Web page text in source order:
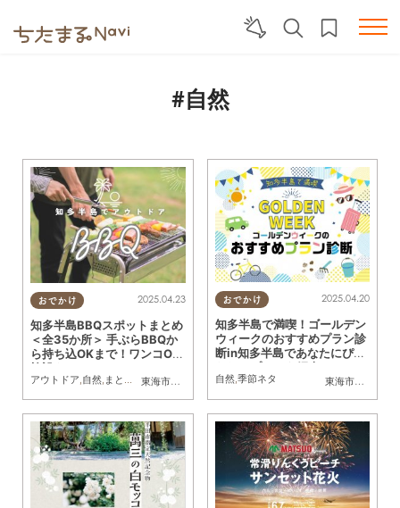
#自然
おでかけ
東海市
,大府市 知多市,東浦町,阿久比町 半田市,常滑市
2025.04.23
知多半島BBQスポットまとめ
＜全35か所＞ 手ぶらBBQか
ら持ち込OKまで！ワンコOK
施設も
アウトドア 自然 まとめ記事 ,家族
おでかけ
東海市
,大府市
2025.04.20
知多半島で満喫！ゴールデン
ウィークのおすすめプラン診
断in知多半島であなたにぴっ
たりのプランを紹介
自然,季節ネタ